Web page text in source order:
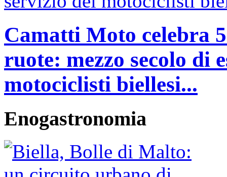
Camatti Moto celebra
ruote: mezzo secolo di
motociclisti biellesi...
Enogastronomia